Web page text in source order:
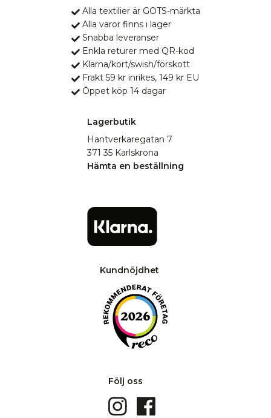
Alla textilier är GOTS-märkta
Alla varor finns i lager
Snabba leveranser
Enkla returer med QR-kod
Klarna/kort/swish/förskott
Frakt 59 kr inrikes, 149 kr EU
Öppet köp 14 dagar
Lagerbutik
Hantverkaregatan 7
371 35 Karlskrona
Hämta en beställning
Kundnöjdhet
Följ oss